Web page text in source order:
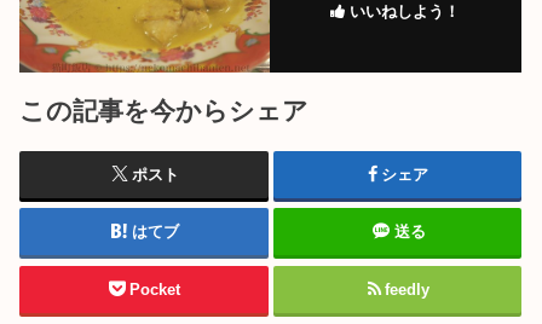
いいねしよう！
この記事を今からシェア
ポスト シェア
はてブ 送る
Pocket feedly